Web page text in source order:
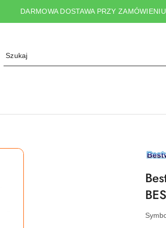
DARMOWA DOSTAWA PRZY